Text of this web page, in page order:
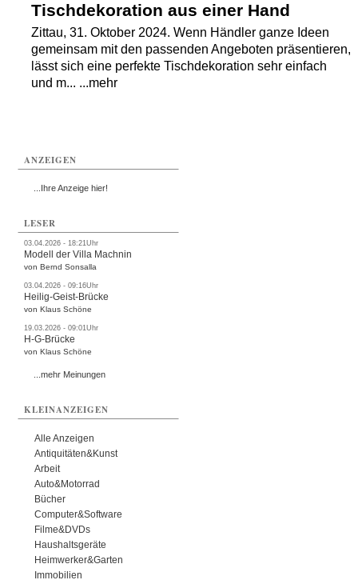
Tischdekoration aus einer Hand
Zittau, 31. Oktober 2024. Wenn Händler ganze Ideen
gemeinsam mit den passenden Angeboten präsentieren,
lässt sich eine perfekte Tischdekoration sehr einfach
und m... ...mehr
ANZEIGEN
...Ihre Anzeige hier!
LESER
03.04.2026 - 18:21Uhr
Modell der Villa Machnin
von Bernd Sonsalla
03.04.2026 - 09:16Uhr
Heilig-Geist-Brücke
von Klaus Schöne
19.03.2026 - 09:01Uhr
H-G-Brücke
von Klaus Schöne
...mehr Meinungen
KLEINANZEIGEN
Alle Anzeigen
Antiquitäten&Kunst
Arbeit
Auto&Motorrad
Bücher
Computer&Software
Filme&DVDs
Haushaltsgeräte
Heimwerker&Garten
Immobilien